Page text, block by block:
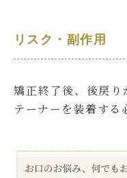
リスク・副作用
矯正終了後、後戻り
テーナーを装着する